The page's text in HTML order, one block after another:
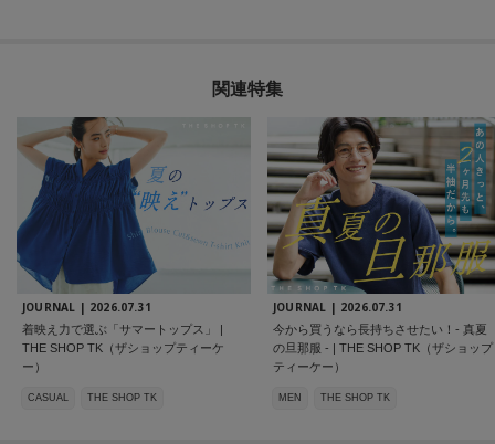
関連特集
JOURNAL | 2026.07.31
着映え力で選ぶ「サマートップス」 |
THE SHOP TK（ザショップティーケ
ー）
CASUAL THE SHOP TK
JOURNAL | 2026.07.31
今から買うなら長持ちさせたい！- 真夏
の旦那服 - | THE SHOP TK（ザショップ
ティーケー）
MEN THE SHOP TK